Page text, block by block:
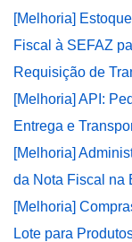
[Melhoria]
Fiscal à SEFAZ
Requisição de
[Melhoria] API:
Entrega e
[Melhoria]
da Nota Fiscal na
[Melhoria]
Lote para